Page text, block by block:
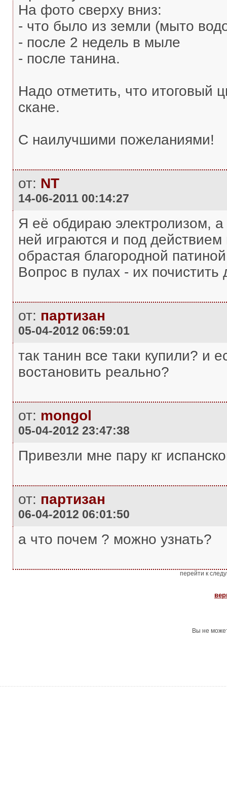
На фото сверху вниз:
- что было из земли (мыто
- после 2 недель в мыле
- после танина.
Надо отметить, что итоговый
скане.
С наилучшими пожеланиями!
от: NT
14-06-2011 00:14:27
Я её обдираю электролизом,
ней играются и под
обрастая благородной
Вопрос в пулах - их
от: партизан
05-04-2012 06:59:01
так танин все таки купили? и
востановить реально?
от: mongol
05-04-2012 23:47:38
Привезли мне пару кг
от: партизан
06-04-2012 06:01:50
а что почем ? можно узнать?
перейти к
Вы не